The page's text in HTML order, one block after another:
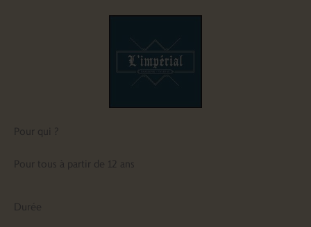
Pour qui ?
Pour tous à partir de 12 ans
Durée